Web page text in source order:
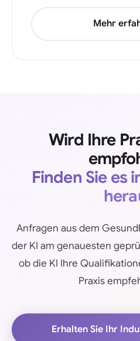
Mehr
Wird Ihre
Finden Sie es
Anfragen aus dem
der KI am genauesten
ob die KI Ihre
Praxis
Erhalten Sie Ihr